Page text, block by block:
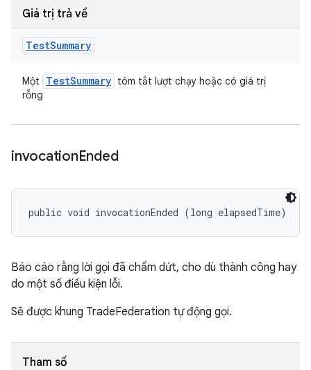
Giá trị trả về
TestSummary
Một TestSummary tóm tắt lượt chạy hoặc có giá trị
rỗng
invocationEnded
public void invocationEnded (long elapsedTime)
Báo cáo rằng lời gọi đã chấm dứt, cho dù thành công hay
do một số điều kiện lỗi.
Sẽ được khung TradeFederation tự động gọi.
Tham số